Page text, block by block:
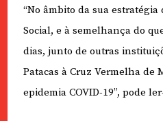
“No âmbito da sua estratégia
Social, e à semelhança do
dias, junto de outras
Patacas à Cruz Vermelha de
epidemia COVID-19”, pode